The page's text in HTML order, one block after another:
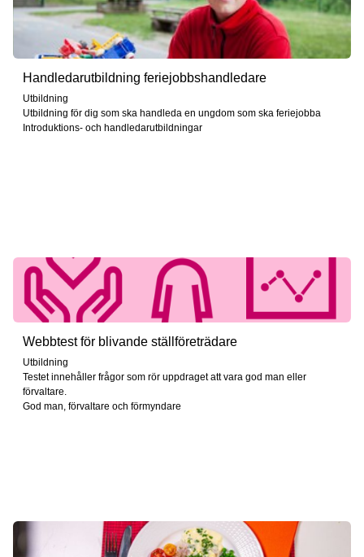
Handledarutbildning feriejobbshandledare
Utbildning
Utbildning för dig som ska handleda en ungdom som ska feriejobba
Introduktions- och handledarutbildningar
Webbtest för blivande ställföreträdare
Utbildning
Testet innehåller frågor som rör uppdraget att vara god man eller
förvaltare.
God man, förvaltare och förmyndare